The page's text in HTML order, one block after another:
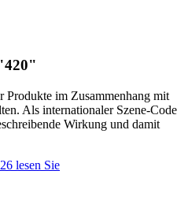
im Zusammenhang mit
Als internationaler Szene-Code
Wirkung und damit
lesen Sie